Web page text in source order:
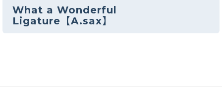
What a Wonderful
Ligature【A.sax】